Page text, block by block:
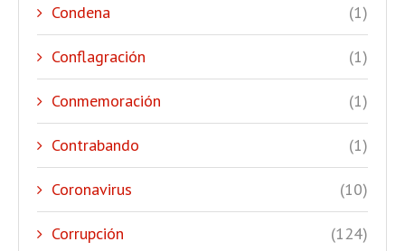
Condena (1)
Conflagración (1)
Conmemoración (1)
Contrabando (1)
Coronavirus (10)
Corrupción (124)